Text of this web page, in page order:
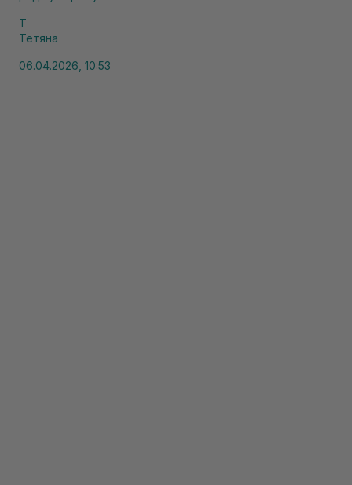
Т
Тетяна
06.04.2026, 10:53